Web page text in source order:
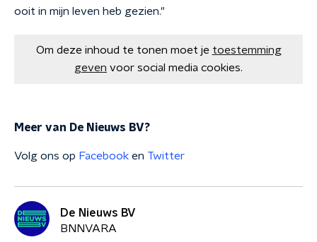
ooit in mijn leven heb gezien."
Om deze inhoud te tonen moet je toestemming
geven voor social media cookies.
Meer van De Nieuws BV?
Volg ons op Facebook en Twitter
De Nieuws BV
BNNVARA